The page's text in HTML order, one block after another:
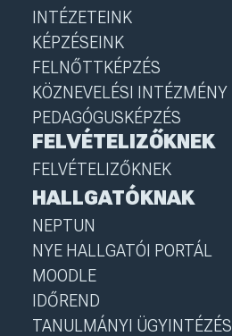
INTÉZETEINK
KÉPZÉSEINK
FELNŐTTKÉPZÉS
KÖZNEVELÉSI INTÉZMÉNY
PEDAGÓGUSKÉPZÉS
FELVÉTELIZŐKNEK
FELVÉTELIZŐKNEK
HALLGATÓKNAK
NEPTUN
NYE HALLGATÓI PORTÁL
MOODLE
IDŐREND
TANULMÁNYI ÜGYINTÉZÉS